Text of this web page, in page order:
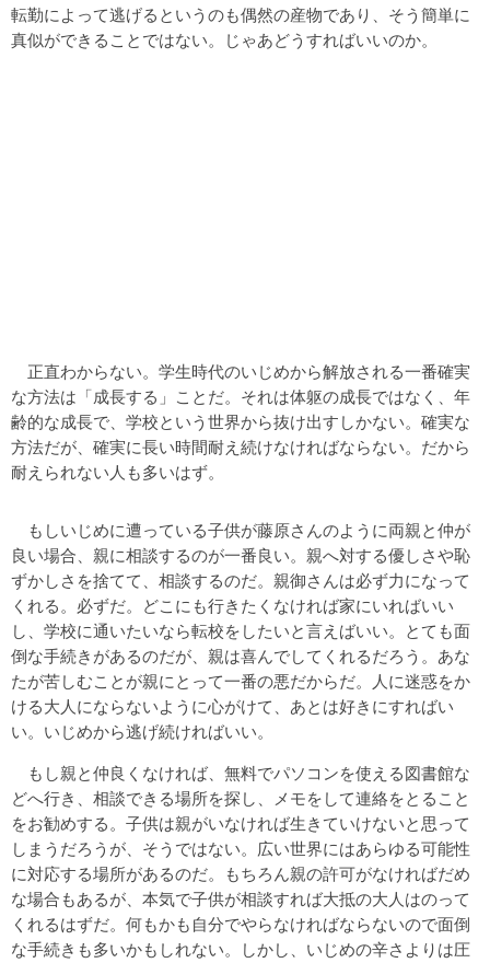
転勤によって逃げるというのも偶然の産物であり、そう簡単に
真似ができることではない。じゃあどうすればいいのか。
正直わからない。学生時代のいじめから解放される一番確実
な方法は「成長する」ことだ。それは体躯の成長ではなく、年
齢的な成長で、学校という世界から抜け出すしかない。確実な
方法だが、確実に長い時間耐え続けなければならない。だから
耐えられない人も多いはず。
もしいじめに遭っている子供が藤原さんのように両親と仲が
良い場合、親に相談するのが一番良い。親へ対する優しさや恥
ずかしさを捨てて、相談するのだ。親御さんは必ず力になって
くれる。必ずだ。どこにも行きたくなければ家にいればいい
し、学校に通いたいなら転校をしたいと言えばいい。とても面
倒な手続きがあるのだが、親は喜んでしてくれるだろう。あな
たが苦しむことが親にとって一番の悪だからだ。人に迷惑をか
ける大人にならないように心がけて、あとは好きにすればい
い。いじめから逃げ続ければいい。
もし親と仲良くなければ、無料でパソコンを使える図書館な
どへ行き、相談できる場所を探し、メモをして連絡をとること
をお勧めする。子供は親がいなければ生きていけないと思って
しまうだろうが、そうではない。広い世界にはあらゆる可能性
に対応する場所があるのだ。もちろん親の許可がなければだめ
な場合もあるが、本気で子供が相談すれば大抵の大人はのって
くれるはずだ。何もかも自分でやらなければならないので面倒
な手続きも多いかもしれない。しかし、いじめの辛さよりは圧